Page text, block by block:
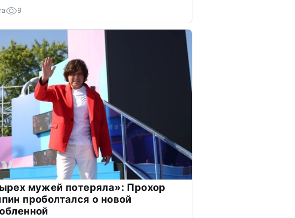
9
мужей потеряла»: Прохор
проболтался о новой